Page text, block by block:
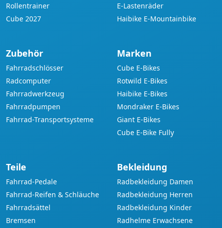
Rollentrainer
Cube 2027
E-Lastenräder
Haibike E-Mountainbike
Zubehör
Fahrradschlösser
Radcomputer
Fahrradwerkzeug
Fahrradpumpen
Fahrrad-Transportsysteme
Marken
Cube E-Bikes
Rotwild E-Bikes
Haibike E-Bikes
Mondraker E-Bikes
Giant E-Bikes
Cube E-Bike Fully
Teile
Fahrrad-Pedale
Fahrrad-Reifen & Schläuche
Fahrradsättel
Bremsen
Bekleidung
Radbekleidung Damen
Radbekleidung Herren
Radbekleidung Kinder
Radhelme Erwachsene